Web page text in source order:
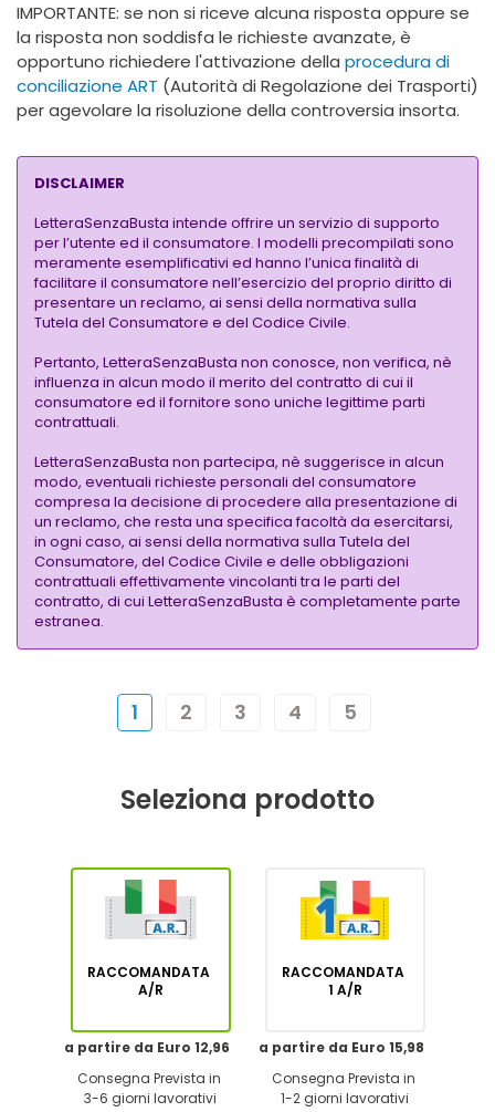
IMPORTANTE: se non si riceve alcuna risposta oppure se
la risposta non soddisfa le richieste avanzate, è
opportuno richiedere l'attivazione della procedura di
conciliazione ART (Autorità di Regolazione dei Trasporti)
per agevolare la risoluzione della controversia insorta.
DISCLAIMER
LetteraSenzaBusta intende offrire un servizio di supporto
per l’utente ed il consumatore. I modelli precompilati sono
meramente esemplificativi ed hanno l’unica finalità di
facilitare il consumatore nell’esercizio del proprio diritto di
presentare un reclamo, ai sensi della normativa sulla
Tutela del Consumatore e del Codice Civile.
Pertanto, LetteraSenzaBusta non conosce, non verifica, nè
influenza in alcun modo il merito del contratto di cui il
consumatore ed il fornitore sono uniche legittime parti
contrattuali.
LetteraSenzaBusta non partecipa, nè suggerisce in alcun
modo, eventuali richieste personali del consumatore
compresa la decisione di procedere alla presentazione di
un reclamo, che resta una specifica facoltà da esercitarsi,
in ogni caso, ai sensi della normativa sulla Tutela del
Consumatore, del Codice Civile e delle obbligazioni
contrattuali effettivamente vincolanti tra le parti del
contratto, di cui LetteraSenzaBusta è completamente parte
estranea.
1 2 3 4 5
Seleziona prodotto
RACCOMANDATA
A/R
a partire da Euro 12,96
Consegna Prevista in
3-6 giorni lavorativi
RACCOMANDATA
1 A/R
a partire da Euro 15,98
Consegna Prevista in
1-2 giorni lavorativi